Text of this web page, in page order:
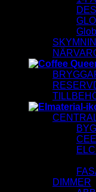
DIMMER